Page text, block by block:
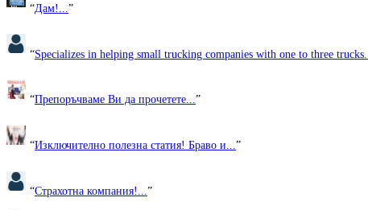
“Дам!... ”
“Specializes in helping small trucking companies with one to three trucks...
“Препоръчваме Ви да прочетете...”
“Изключително полезна статия! Браво и... ”
“Страхотна компания!... ”